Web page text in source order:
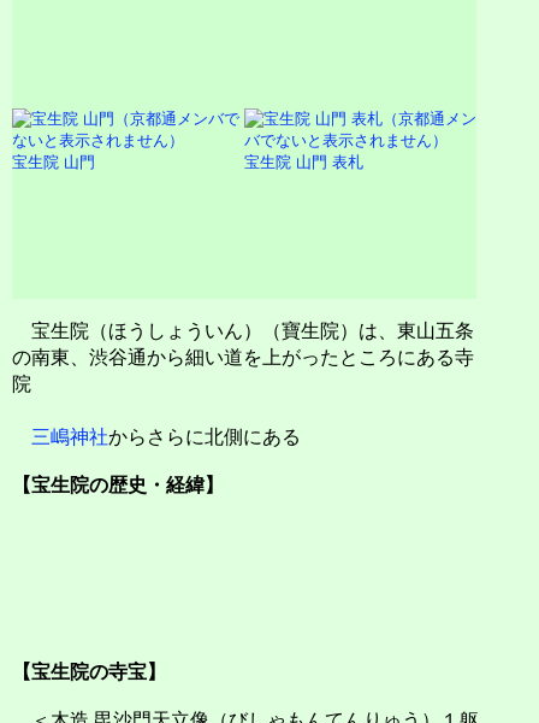
宝生院 山門 宝生院 山門 表札
宝生院（ほうしょういん）（寶生院）は、東山五条
の南東、渋谷通から細い道を上がったところにある寺
院
三嶋神社からさらに北側にある
【宝生院の歴史・経緯】
【宝生院の寺宝】